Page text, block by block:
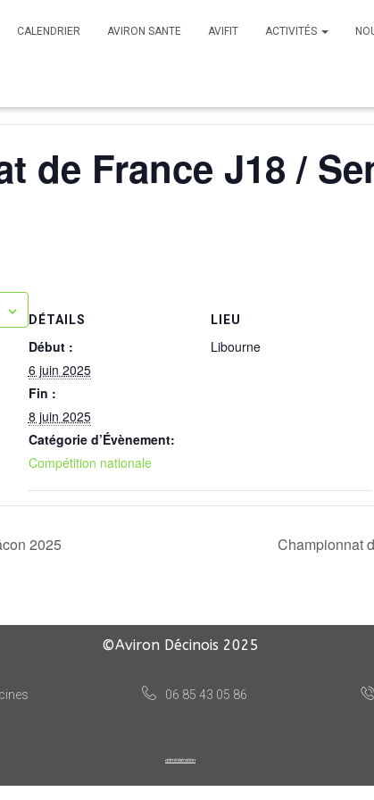
CALENDRIER AVIRON SANTE AVIFIT ACTIVITÉS
de France J18 /
DÉTAILS
Début :
6 juin 2025
Fin :
8 juin 2025
Catégorie d’Évènement:
Compétition nationale
LIEU
Libourne
2025 Championnat
©Aviron Décinois 2025
06 85 43 05 86
administration